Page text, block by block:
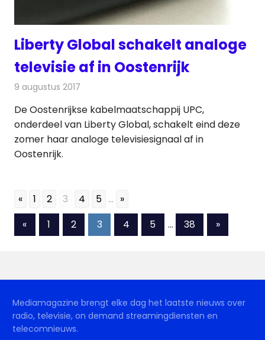
Liberty Global schakelt analoge
televisie af in Oostenrijk
9 augustus 2017
De Oostenrijkse kabelmaatschappij UPC,
onderdeel van Liberty Global, schakelt eind deze
zomer haar analoge televisiesignaal af in
Oostenrijk.
« 1 2 3 4 5 ... »
Berichten
«Vorige
berichten
1 2 3 4 5 … 38
Volgende
berichten
»
Mediamagazine brengt elke dag het laatste nieuws over
radio, televisie, on demand streamingdiensten en
telecomnieuws.